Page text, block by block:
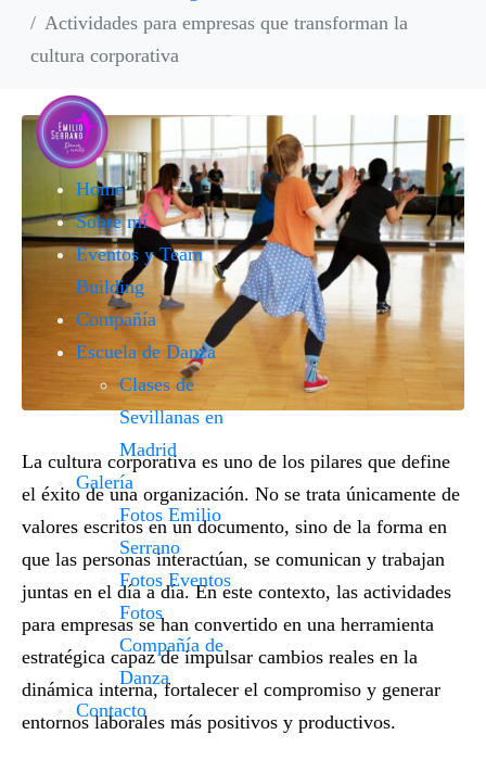
Home
Sobre mí
Eventos y Team
Building
Compañía
Escuela de Danza
Clases de
Sevillanas en
Madrid
Galería
Fotos Emilio
Serrano
Fotos Eventos
Fotos
Compañía de
Danza
Contacto
Actividades para empresas que transforman la
cultura corporativa
La cultura corporativa es uno de los pilares que define
el éxito de una organización. No se trata únicamente de
valores escritos en un documento, sino de la forma en
que las personas interactúan, se comunican y trabajan
juntas en el día a día. En este contexto, las actividades
para empresasse han convertido en una herramienta
estratégica capaz de impulsar cambios reales en la
dinámica interna, fortalecer el compromiso y generar
entornos laborales más positivos y productivos.